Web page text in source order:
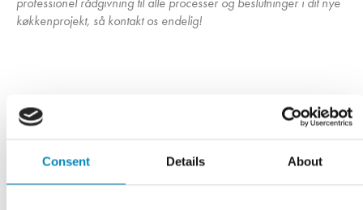
Consent Details About
køkkenprojekt, så kontakt os endelig!
Har du husket?